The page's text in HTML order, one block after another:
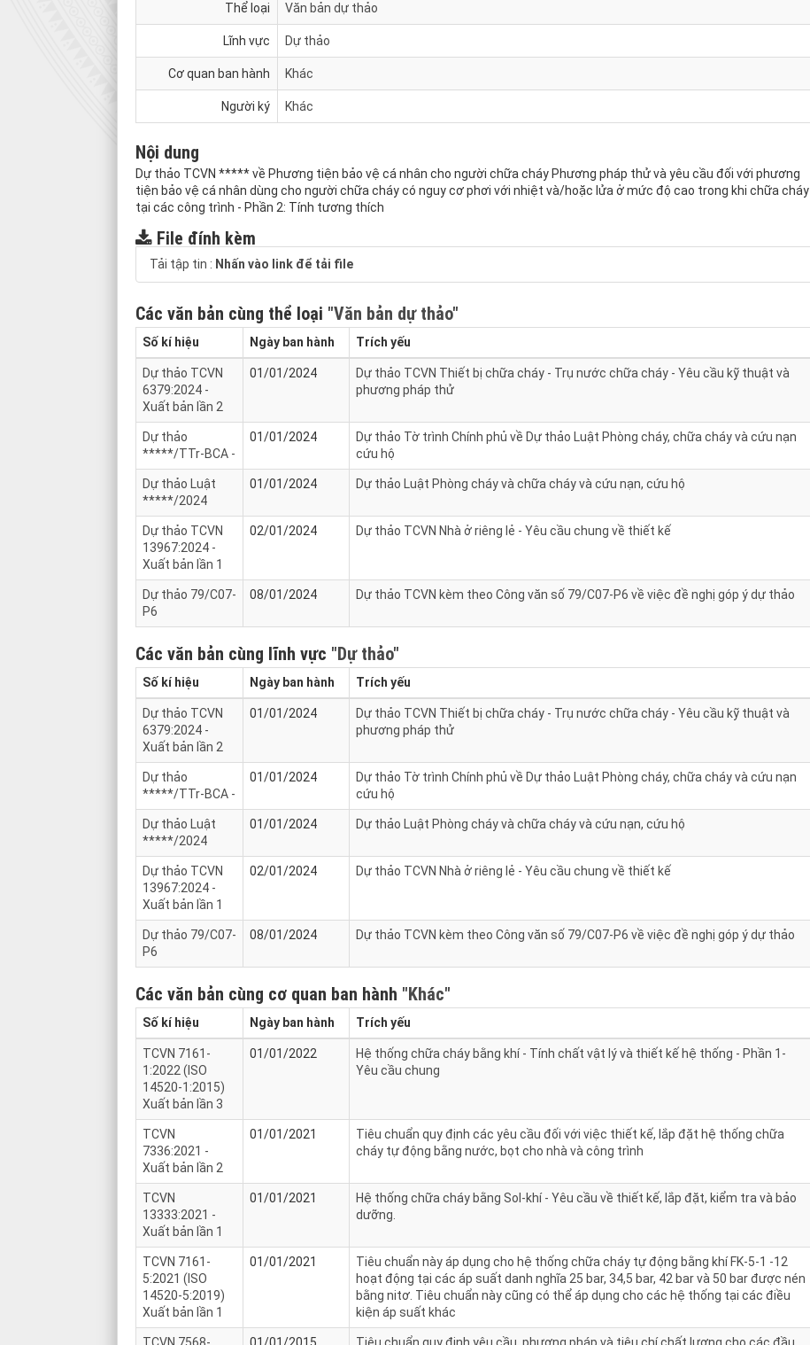
Thể loại Văn bản dự thảo
Lĩnh vực Dự thảo
Cơ quan ban hành Khác
Người ký Khác
Nội dung
Dự thảo TCVN ***** về Phương tiện bảo vệ cá nhân cho người chữa cháy Phương pháp thử và yêu cầu đối với phương
tiện bảo vệ cá nhân dùng cho người chữa cháy có nguy cơ phơi với nhiệt và/hoặc lửa ở mức độ cao trong khi chữa cháy
tại các công trình - Phần 2: Tính tương thích
File đính kèm
Tải tập tin : Nhấn vào link để tải file
Các văn bản cùng thể loại "Văn bản dự thảo"
Số kí hiệu Ngày ban hành Trích yếu
Dự thảo TCVN
6379:2024 -
Xuất bản lần 2
01/01/2024
Dự thảo TCVN Thiết bị chữa cháy - Trụ nước chữa cháy - Yêu cầu kỹ thuật và
phương pháp thử
Dự thảo
*****/TTr-BCA -
01/01/2024
Dự thảo Tờ trình Chính phủ về Dự thảo Luật Phòng cháy, chữa cháy và cứu nạn
cứu hộ
Dự thảo Luật
*****/2024
01/01/2024 Dự thảo Luật Phòng cháy và chữa cháy và cứu nạn, cứu hộ
Dự thảo TCVN
13967:2024 -
Xuất bản lần 1
02/01/2024 Dự thảo TCVN Nhà ở riêng lẻ - Yêu cầu chung về thiết kế
Dự thảo 79/C07-
P6
08/01/2024 Dự thảo TCVN kèm theo Công văn số 79/C07-P6 về việc đề nghị góp ý dự thảo
Các văn bản cùng lĩnh vực "Dự thảo"
Số kí hiệu Ngày ban hành Trích yếu
Dự thảo TCVN
6379:2024 -
Xuất bản lần 2
01/01/2024
Dự thảo TCVN Thiết bị chữa cháy - Trụ nước chữa cháy - Yêu cầu kỹ thuật và
phương pháp thử
Dự thảo
*****/TTr-BCA -
01/01/2024
Dự thảo Tờ trình Chính phủ về Dự thảo Luật Phòng cháy, chữa cháy và cứu nạn
cứu hộ
Dự thảo Luật
*****/2024
01/01/2024 Dự thảo Luật Phòng cháy và chữa cháy và cứu nạn, cứu hộ
Dự thảo TCVN
13967:2024 -
Xuất bản lần 1
02/01/2024 Dự thảo TCVN Nhà ở riêng lẻ - Yêu cầu chung về thiết kế
Dự thảo 79/C07-
P6
08/01/2024 Dự thảo TCVN kèm theo Công văn số 79/C07-P6 về việc đề nghị góp ý dự thảo
Các văn bản cùng cơ quan ban hành "Khác"
Số kí hiệu Ngày ban hành Trích yếu
TCVN 7161-
1:2022 (ISO
14520-1:2015)
Xuất bản lần 3
01/01/2022
Hệ thống chữa cháy bằng khí - Tính chất vật lý và thiết kế hệ thống - Phần 1-
Yêu cầu chung
TCVN
7336:2021 -
Xuất bản lần 2
01/01/2021
Tiêu chuẩn quy định các yêu cầu đối với việc thiết kế, lắp đặt hệ thống chữa
cháy tự động bằng nước, bọt cho nhà và công trình
TCVN
13333:2021 -
Xuất bản lần 1
01/01/2021
Hệ thống chữa cháy bằng Sol-khí - Yêu cầu về thiết kế, lắp đặt, kiểm tra và bảo
dưỡng.
TCVN 7161-
5:2021 (ISO
14520-5:2019)
Xuất bản lần 1
01/01/2021
Tiêu chuẩn này áp dụng cho hệ thống chữa cháy tự động bằng khí FK-5-1 -12
hoạt động tại các áp suất danh nghĩa 25 bar, 34,5 bar, 42 bar và 50 bar được nén
bằng nitơ. Tiêu chuẩn này cũng có thể áp dụng cho các hệ thống tại các điều
kiện áp suất khác